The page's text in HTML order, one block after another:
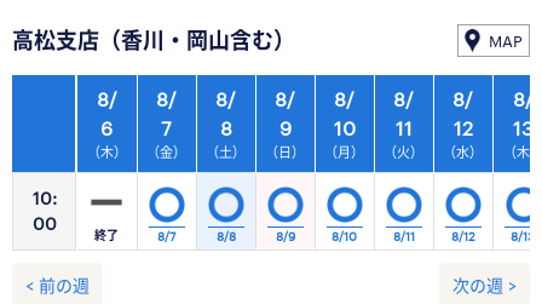
高松支店（香川・岡山含む） MAP
10:
00
8/
6
（木）
8/
7
（金）
8/
8
（土）
8/
9
（日）
8/
10
（月）
8/
11
（火）
8/
12
（水）
終了 8/7 8/8 8/9 8/10 8/11 8/12
8/
13
（木）
8/13
< 前の週 次の週 >